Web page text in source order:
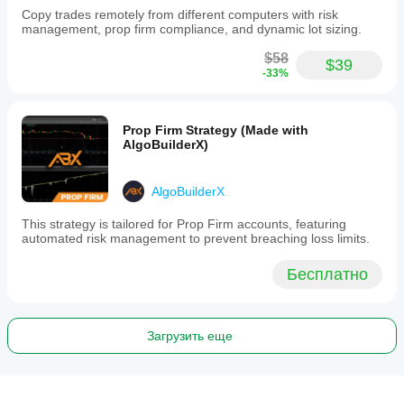
Copy trades remotely from different computers with risk
management, prop firm compliance, and dynamic lot sizing.
$58
-33% $39
Prop Firm Strategy (Made with
AlgoBuilderX)
AlgoBuilderX
This strategy is tailored for Prop Firm accounts, featuring
automated risk management to prevent breaching loss limits.
Бесплатно
Загрузить еще